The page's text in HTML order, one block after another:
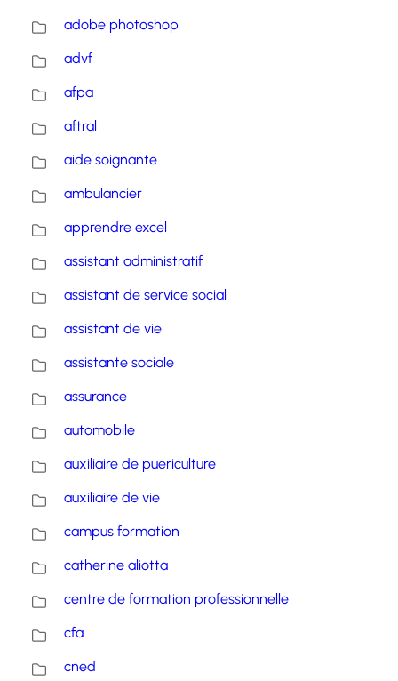
adobe photoshop
advf
afpa
aftral
aide soignante
ambulancier
apprendre excel
assistant administratif
assistant de service social
assistant de vie
assistante sociale
assurance
automobile
auxiliaire de puericulture
auxiliaire de vie
campus formation
catherine aliotta
centre de formation professionnelle
cfa
cned